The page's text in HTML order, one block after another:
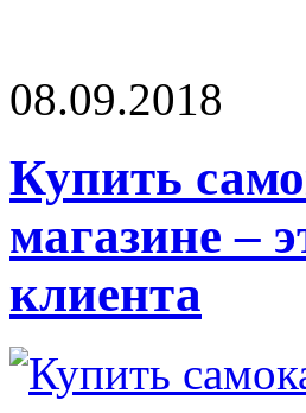
08.09.2018
Купить
магазине –
клиента